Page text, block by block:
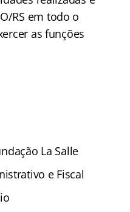
RS em todo o
as funções
La Salle
e Fiscal